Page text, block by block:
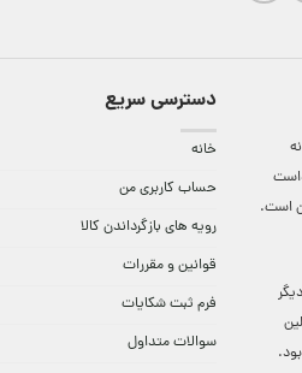
است.
الی 18 و در دیگر
دسترسی سریع
خانه
حساب کاربری من
رویه های بازگرداندن کالا
قوانین و مقررات
فرم ثبت شکایات
سوالات متداول